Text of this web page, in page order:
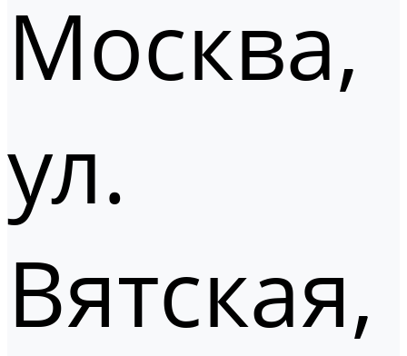
Москва,
ул.
Вятская,